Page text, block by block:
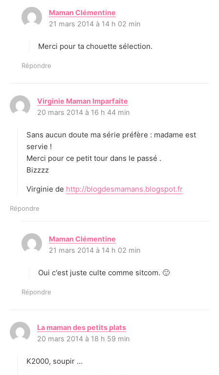
Maman Clémentine
:
21 mars 2014 à 14 h 02 min
Merci pour ta chouette sélection.
Répondre
Virginie Maman Imparfaite
i
:
20 mars 2014 à 16 h 44 min
Sans aucun doute ma série préfère : madame est
servie !
Merci pour ce petit tour dans le passé .
Bizzzz
Virginie de http://blogdesmamans.blogspot.fr
Répondre
Maman Clémentine
:
21 mars 2014 à 14 h 02 min
Oui c'est juste culte comme sitcom. 🙂
Répondre
La maman des petits plats
i
20 mars 2014 à 18 h 59 min
K2000, soupir …